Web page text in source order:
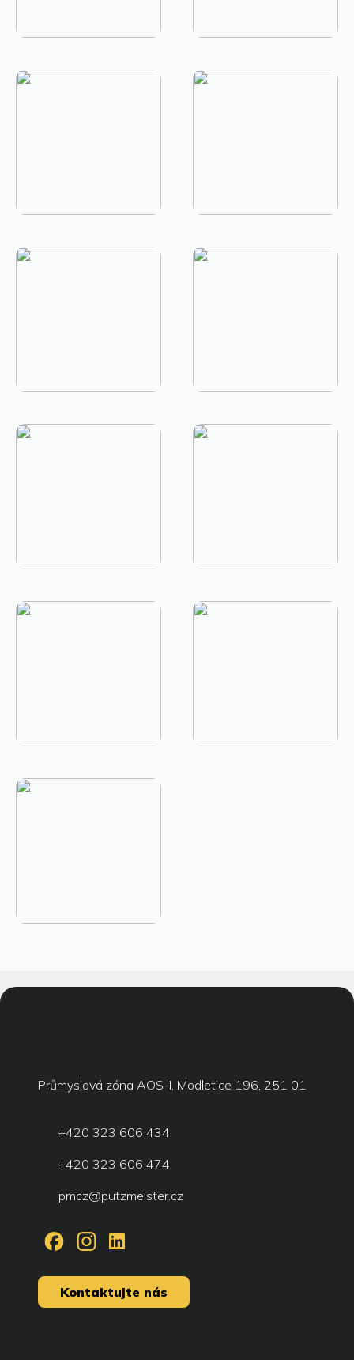
Průmyslová zóna AOS-I, Modletice 196, 251 01
+420 323 606 434
+420 323 606 474
pmcz@putzmeister.cz
Kontaktujte nás